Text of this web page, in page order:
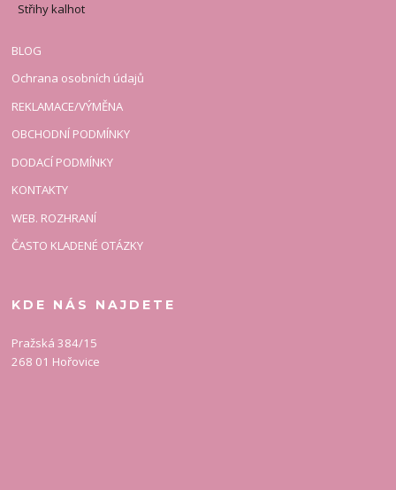
Střihy kalhot
BLOG
Ochrana osobních údajů
REKLAMACE/VÝMĚNA
OBCHODNÍ PODMÍNKY
DODACÍ PODMÍNKY
KONTAKTY
WEB. ROZHRANÍ
ČASTO KLADENÉ OTÁZKY
KDE NÁS NAJDETE
Pražská 384/15
268 01 Hořovice